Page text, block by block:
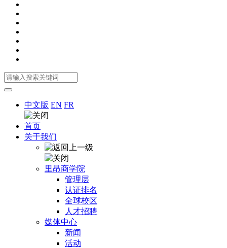
中文版 EN FR
首页
关于我们
里昂商学院
管理层
认证排名
全球校区
人才招聘
媒体中心
新闻
活动